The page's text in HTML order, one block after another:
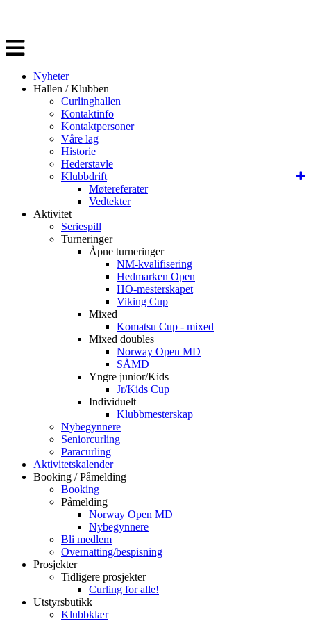
Veksle
navigasjon
Nyheter
Hallen / Klubben
Curlinghallen
Kontaktinfo
Kontaktpersoner
Våre lag
Historie
Hederstavle
Klubbdrift
Møtereferater
Vedtekter
Aktivitet
Seriespill
Turneringer
Åpne turneringer
NM-kvalifisering
Hedmarken Open
HO-mesterskapet
Viking Cup
Mixed
Komatsu Cup - mixed
Mixed doubles
Norway Open MD
SÅMD
Yngre junior/Kids
Jr/Kids Cup
Individuelt
Klubbmesterskap
Nybegynnere
Seniorcurling
Paracurling
Aktivitetskalender
Booking / Påmelding
Booking
Påmelding
Norway Open MD
Nybegynnere
Bli medlem
Overnatting/bespisning
Prosjekter
Tidligere prosjekter
Curling for alle!
Utstyrsbutikk
Klubbklær